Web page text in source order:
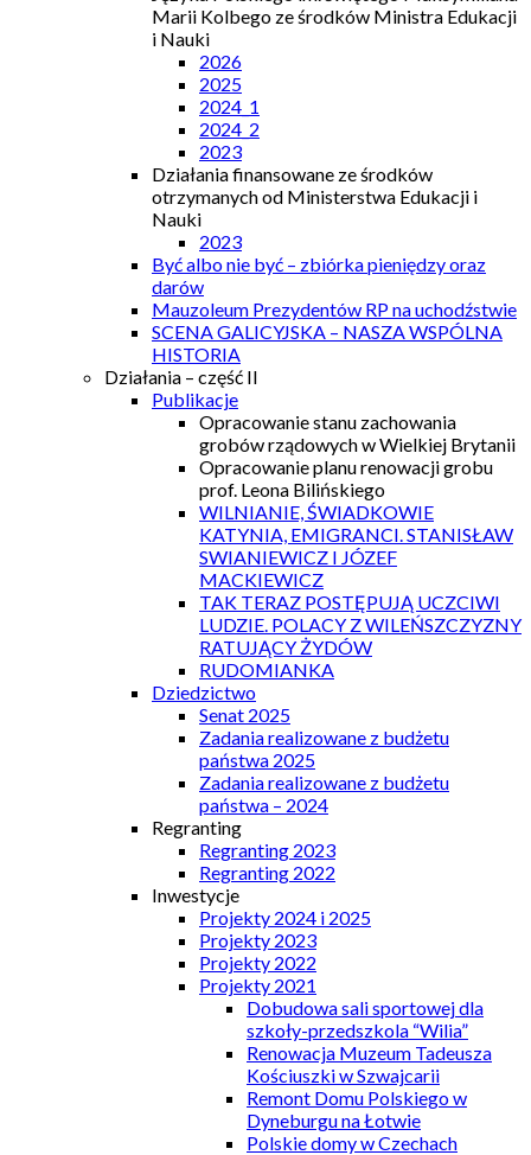
Marii Kolbego ze środków Ministra Edukacji
i Nauki
2026
2025
2024_1
2024_2
2023
Działania finansowane ze środków
otrzymanych od Ministerstwa Edukacji i
Nauki
2023
Być albo nie być – zbiórka pieniędzy oraz
darów
Mauzoleum Prezydentów RP na uchodźstwie
SCENA GALICYJSKA – NASZA WSPÓLNA
HISTORIA
Działania – część II
Publikacje
Opracowanie stanu zachowania
grobów rządowych w Wielkiej Brytanii
Opracowanie planu renowacji grobu
prof. Leona Bilińskiego
WILNIANIE, ŚWIADKOWIE
KATYNIA, EMIGRANCI. STANISŁAW
SWIANIEWICZ I JÓZEF
MACKIEWICZ
TAK TERAZ POSTĘPUJĄ UCZCIWI
LUDZIE. POLACY Z WILEŃSZCZYZNY
RATUJĄCY ŻYDÓW
RUDOMIANKA
Dziedzictwo
Senat 2025
Zadania realizowane z budżetu
państwa 2025
Zadania realizowane z budżetu
państwa – 2024
Regranting
Regranting 2023
Regranting 2022
Inwestycje
Projekty 2024 i 2025
Projekty 2023
Projekty 2022
Projekty 2021
Dobudowa sali sportowej dla
szkoły-przedszkola “Wilia”
Renowacja Muzeum Tadeusza
Kościuszki w Szwajcarii
Remont Domu Polskiego w
Dyneburgu na Łotwie
Polskie domy w Czechach